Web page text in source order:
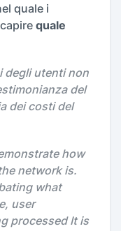
quale i
quale
degli utenti non
del
dei costi del
how
network is.
what
user
processed It is